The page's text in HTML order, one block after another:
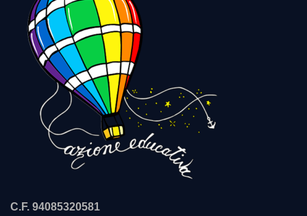
C.F. 94085320581